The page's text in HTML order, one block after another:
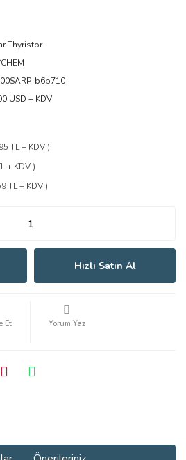
Thyristor
USD + KDV
TL + KDV )
+ KDV )
TL + KDV )
Hızlı Satın Al
Et Yorum Yaz